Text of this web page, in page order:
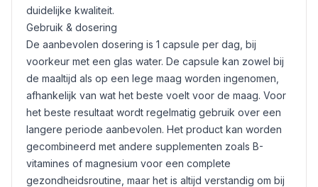
duidelijke kwaliteit.
Gebruik & dosering
De aanbevolen dosering is 1 capsule per dag, bij
voorkeur met een glas water. De capsule kan zowel bij
de maaltijd als op een lege maag worden ingenomen,
afhankelijk van wat het beste voelt voor de maag. Voor
het beste resultaat wordt regelmatig gebruik over een
langere periode aanbevolen. Het product kan worden
gecombineerd met andere supplementen zoals B-
vitamines of magnesium voor een complete
gezondheidsroutine, maar het is altijd verstandig om bij